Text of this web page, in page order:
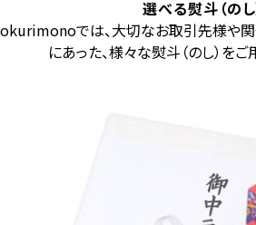
選べる熨斗（のし
okurimonoでは、大切なお取引先様や
にあった、様々な熨斗（のし）をご